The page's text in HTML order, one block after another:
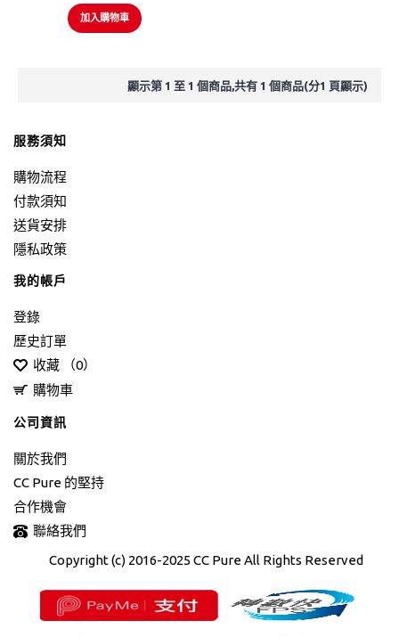
加入購物車
顯示第 1 至 1 個商品,共有 1 個商品(分1 頁顯示)
服務須知
購物流程
付款須知
送貨安排
隱私政策
我的帳戶
登錄
歷史訂單
收藏 （0）
購物車
公司資訊
關於我們
CC Pure 的堅持
合作機會
聯絡我們
Copyright (c) 2016-2025 CC Pure All Rights Reserved